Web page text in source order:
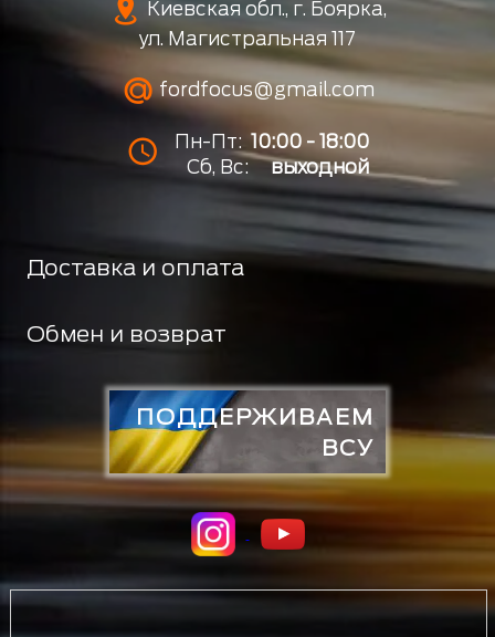
Киевская обл., г. Боярка,
ул. Магистральная 117
fordfocus@gmail.com
Пн-Пт: 10:00 - 18:00
Сб, Вс:
выходной
Доставка и оплата
Обмен и возврат
ПОДДЕРЖИВАЕМ
ВСУ